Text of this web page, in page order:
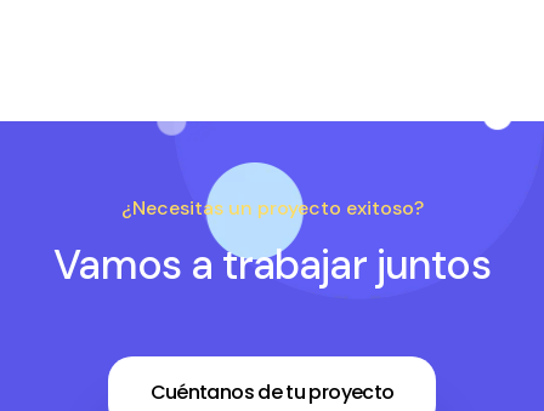
¿Necesitas un proyecto exitoso?
Vamos a trabajar juntos
Cuéntanos de tu proyecto